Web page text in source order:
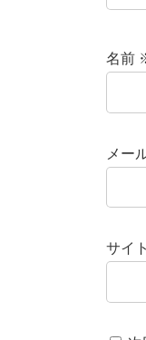
名前
メー
サイト